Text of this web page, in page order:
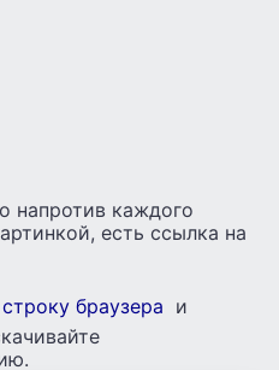
напротив каждого
есть ссылка на
браузера и